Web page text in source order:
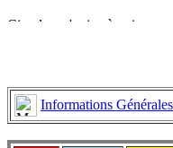
Informations